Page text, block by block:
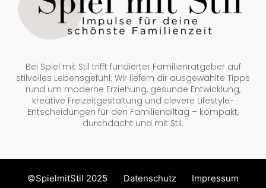
Bei Spiel mit Stil trifft fundierter Familienratgeber auf
stilvolles Lebensgefühl: Wir liefern dir ausgewählte Tipps
rund um moderne Erziehung, gesunde Entwicklung,
kreative Freizeitgestaltung und clevere Lifestyle-
Entscheidungen für den Familienalltag – kompakt,
durchdacht und mit Stil.
©SpielmitStil 2025 Datenschutz Impressum